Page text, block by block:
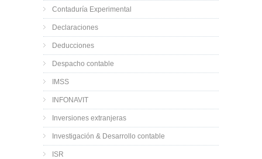
Contaduría Experimental
Declaraciones
Deducciones
Despacho contable
IMSS
INFONAVIT
Inversiones extranjeras
Investigación & Desarrollo contable
ISR